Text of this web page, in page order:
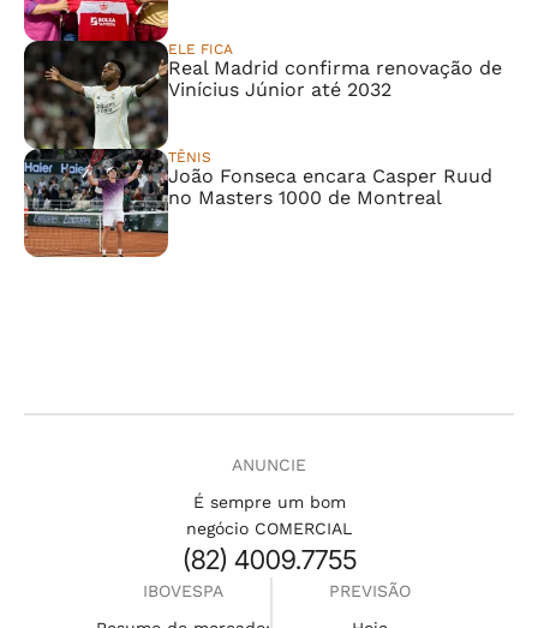
ELE FICA
Real Madrid confirma renovação de
Vinícius Júnior até 2032
TÊNIS
João Fonseca encara Casper Ruud
no Masters 1000 de Montreal
ANUNCIE
É sempre um bom
negócio COMERCIAL
(82) 4009.7755
IBOVESPA
PREVISÃO